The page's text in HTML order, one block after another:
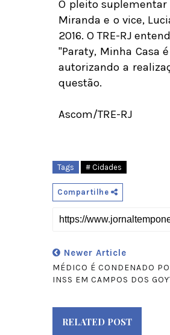
O pleito suplementar
Miranda e o vice,
2016. O TRE-RJ
"Paraty, Minha Casa
autorizando a
questão.
Ascom/TRE-RJ
Tags # Cidades
Compartilhe
Newer Article
MÉDICO É CONDENADO
INSS EM CAMPOS DOS
RELATED POST